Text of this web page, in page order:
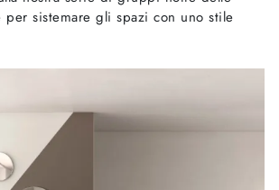
sistemare gli spazi con uno stile